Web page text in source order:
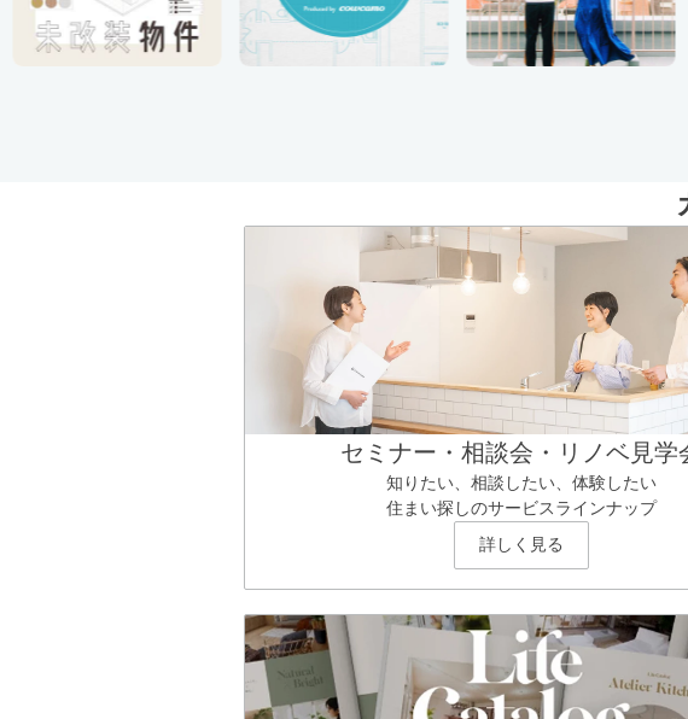
セミナー・相談会・リノベ見学
知りたい、相談したい、体験したい
住まい探しのサービスラインナップ
詳しく見る